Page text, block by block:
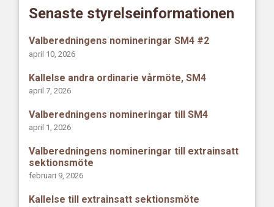
Senaste styrelseinformationen
Valberedningens nomineringar SM4 #2
april 10, 2026
Kallelse andra ordinarie vårmöte, SM4
april 7, 2026
Valberedningens nomineringar till SM4
april 1, 2026
Valberedningens nomineringar till extrainsatt
sektionsmöte
februari 9, 2026
Kallelse till extrainsatt sektionsmöte